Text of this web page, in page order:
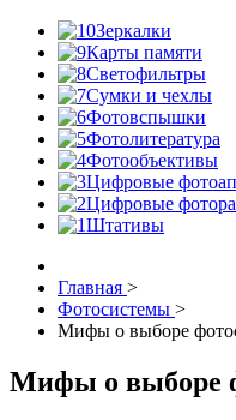
Зеркалки
Карты памяти
Светофильтры
Сумки и чехлы
Фотовспышки
Фотолитература
Фотообъективы
Цифровые
Цифровые
Штативы
Главная >
Фотосистемы >
Мифы о выборе
Мифы о выборе